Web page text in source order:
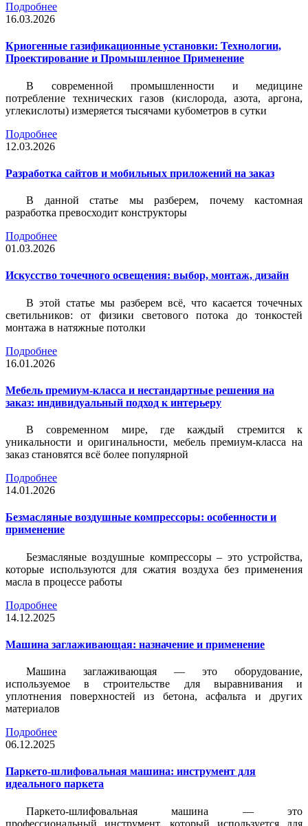
Подробнее
16.03.2026
Криогенные газификационные установки: Технологии,
Проектирование и Промышленное Применение
В современной промышленности и медицине
потребление технических газов (кислорода, азота, аргона,
углекислоты) измеряется тысячами кубометров в сутки
Подробнее
12.03.2026
Разработка сайтов и мобильных приложений на заказ
В данной статье мы разберем, почему кастомная
разработка превосходит конструкторы
Подробнее
01.03.2026
Искусство точечного освещения: выбор, монтаж, дизайн
В этой статье мы разберем всё, что касается точечных
светильников: от физики светового потока до тонкостей
монтажа в натяжные потолки
Подробнее
16.01.2026
Мебель премиум-класса и нестандартные решения на
заказ: индивидуальный подход к интерьеру
В современном мире, где каждый стремится к
уникальности и оригинальности, мебель премиум-класса на
заказ становятся всё более популярной
Подробнее
14.01.2026
Безмасляные воздушные компрессоры: особенности и
применение
Безмасляные воздушные компрессоры – это устройства,
которые используются для сжатия воздуха без применения
масла в процессе работы
Подробнее
14.12.2025
Машина заглаживающая: назначение и применение
Машина заглаживающая — это оборудование,
используемое в строительстве для выравнивания и
уплотнения поверхностей из бетона, асфальта и других
материалов
Подробнее
06.12.2025
Паркето-шлифовальная машина: инструмент для
идеального паркета
Паркето-шлифовальная машина — это
профессиональный инструмент, который используется для